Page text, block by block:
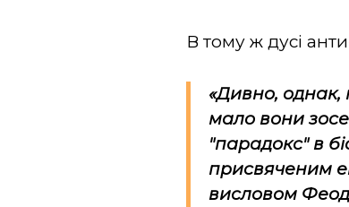
В тому ж дусі
«Дивно, однак,
мало вони
"парадокс" в
присвяченим
висловом